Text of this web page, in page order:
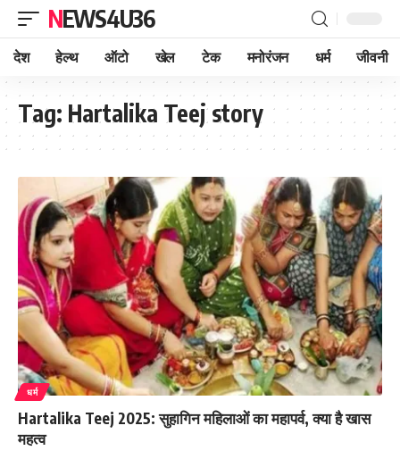
NEWS4U36
देश हेल्थ ऑटो खेल टेक मनोरंजन धर्म जीवनी
Tag: Hartalika Teej story
धर्म
Hartalika Teej 2025: सुहागिन महिलाओं का महापर्व, क्या है खास
महत्व